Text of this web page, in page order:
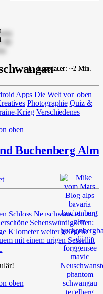
Apps Die Welt von oben
Photographie Quiz &
Krieg Verschiedenes
oben
Buchenberg Alm
Lesedauer: ~2 Min.
Schloss Neuschwanstein und
Sehenswürdigkeiten:
Kilometer weiter gelegene
mit einem urigen Sessellift
oben
Lesedauer: ~2 Min.